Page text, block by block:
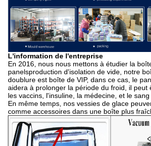
L'information de l'entreprise
En 2016, nous nous mettons à étudier la
panelsproduction d'isolation de vide, notre
doublure est boîte de VIP, dans ce cas, le
aidera à prolonger la période du froid, il peut
les vaccins, l'insuline, la médecine, et le
En même temps, nos vessies de glace
comme accessoires dans une boîte plus